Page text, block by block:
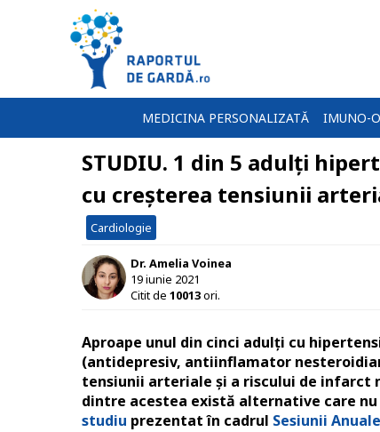
MEDICINA PERSONALIZATĂ IMUNO-
STUDIU. 1 din 5 adulți
cu creșterea tensiunii
Cardiologie
Dr. Amelia Voinea
19 iunie 2021
Citit de 10013ori.
Aproape unul din cinci adulți cu
(antidepresiv, antiinflamator
tensiunii arteriale și a riscului de infarct
dintre acestea există alternative care
studiu prezentat în cadrul Sesiunii